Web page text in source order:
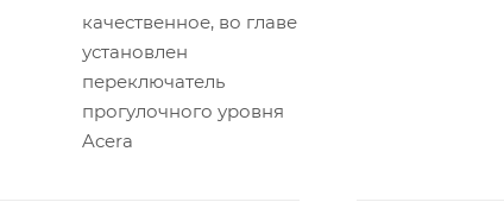
качественное, во главе
установлен
переключатель
прогулочного уровня
Acera